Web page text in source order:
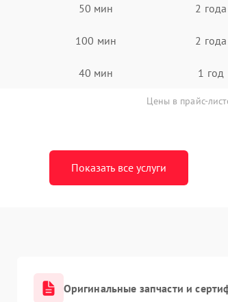
50 мин 2 года
100 мин 2 года
40 мин 1 год
Цены в прайс-
Показать все услуги
Оригинальные запчасти и